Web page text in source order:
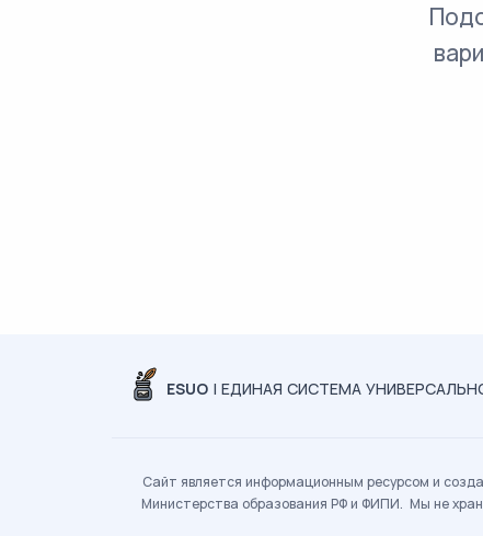
ESUO | ЕДИНАЯ СИСТЕМА
Сайт является информационным ресурсом и
Министерства образования РФ и ФИПИ. Мы не